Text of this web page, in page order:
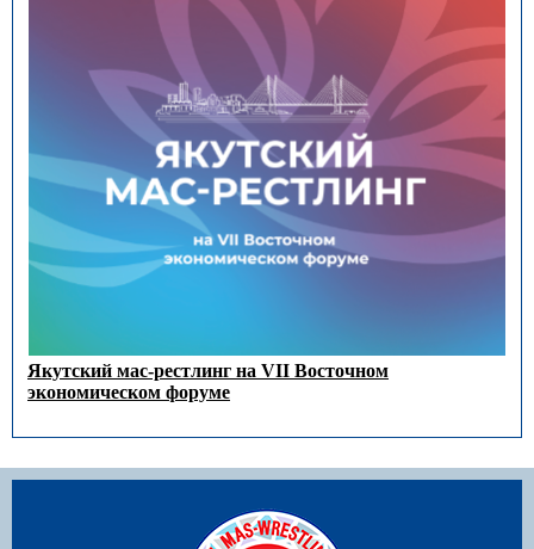
Якутский мас-рестлинг на VII Восточном
экономическом форуме